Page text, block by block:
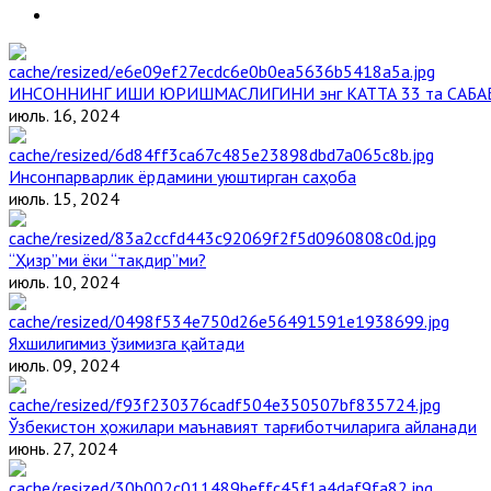
ИНСОННИНГ ИШИ ЮРИШМАСЛИГИНИ энг КАТТА 33 та
июль. 16, 2024
Инсонпарварлик ёрдамини уюштирган саҳоба
июль. 15, 2024
“Ҳизр”ми ёки “тақдир”ми?
июль. 10, 2024
Яхшилигимиз ўзимизга қайтади
июль. 09, 2024
Ўзбекистон ҳожилари маънавият тарғиботчиларига айланади
июнь. 27, 2024